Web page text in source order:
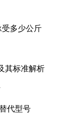
多少公斤
其标准解析
代型号